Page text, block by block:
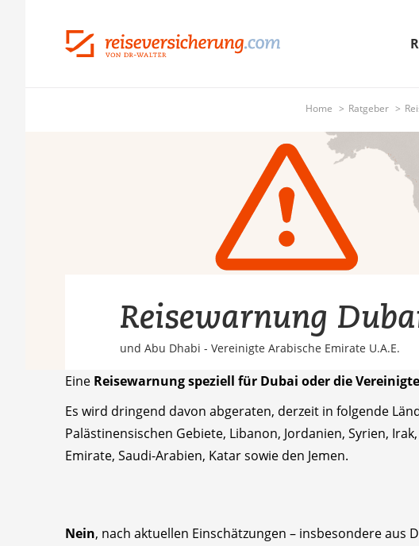
Home Ratgeber
Reisewarnung
und Abu Dhabi - Vereinigte Arabische Emirate U.A.E.
Eine Reisewarnung speziell für Dubai oder die
Es wird dringend davon abgeraten, derzeit in folgende
Palästinensischen Gebiete, Libanon, Jordanien, Syrien,
Emirate, Saudi-Arabien, Katar sowie den Jemen.
Nein, nach aktuellen Einschätzungen – insbesondere aus